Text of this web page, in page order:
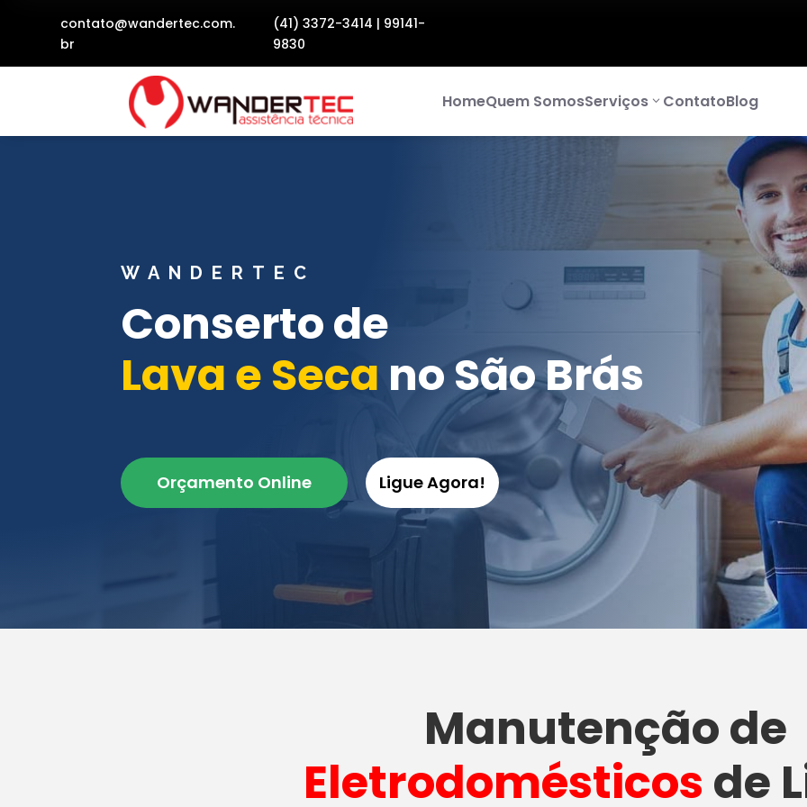
contato@wandertec.com.
br
(41) 3372-3414 | 99141-
9830
HomeQuem SomosServiços ContatoBlog
WANDERTEC
Conserto de
Lava e Seca no São Brás
Orçamento Online Ligue Agora!
Manutençãode
Eletrodomésticos de